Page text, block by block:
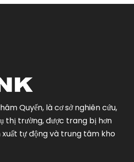
Quyến, là cơ sở nghiên cứu,
thị trường, được trang bị hơn
xuất tự động và trung tâm kho